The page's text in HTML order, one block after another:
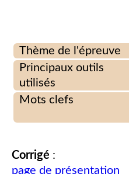
Thème de l'épreuve
Principaux outils
utilisés
Mots clefs
Corrigé :
page de présentation